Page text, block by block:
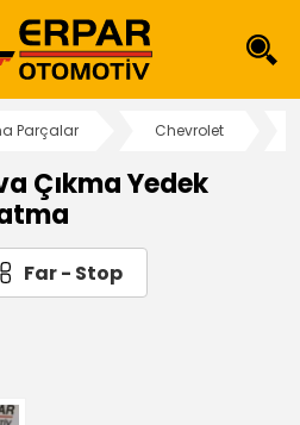
Parçalar Chevrolet
Çıkma Yedek
Far - Stop